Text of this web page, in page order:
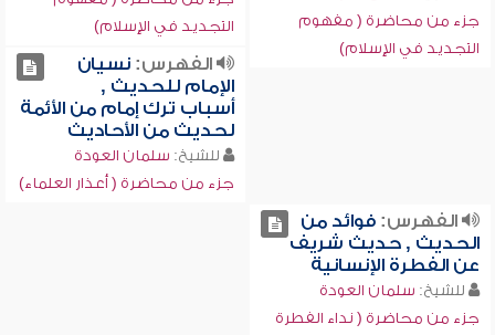
جزء من محاضرة ( مفهوم
التجديد في الإسلام)
التجديد في الإسلام)
الفهرس:نسيان
الإمام للحديث ,
أسباب ترك إمام من الأئمة
لحديث من الأحاديث
للشيخ: سلمان العودة
جزء من محاضرة ( أعذار العلماء)
الفهرس:فوائد من
الحديث , حديث شريف
عن الفطرة الإنسانية
للشيخ: سلمان العودة
جزء من محاضرة ( نداء الفطرة